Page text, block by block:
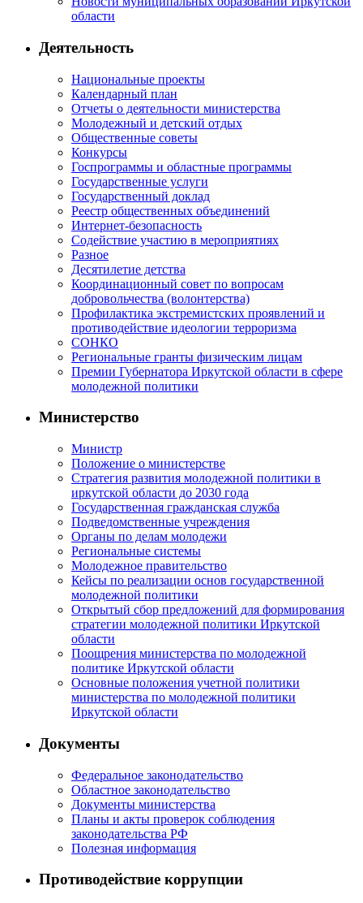
области
Деятельность
Национальные проекты
Календарный план
Отчеты о деятельности министерства
Молодежный и детский отдых
Общественные советы
Конкурсы
Госпрограммы и областные программы
Государственные услуги
Государственный доклад
Реестр общественных объединений
Интернет-безопасность
Содействие участию в мероприятиях
Разное
Десятилетие детства
Координационный совет по вопросам
добровольчества (волонтерства)
Профилактика экстремистских проявлений и
противодействие идеологии терроризма
СОНКО
Региональные гранты физическим лицам
Премии Губернатора Иркутской области в сфере
молодежной политики
Министерство
Министр
Положение о министерстве
Стратегия развития молодежной политики в
иркутской области до 2030 года
Государственная гражданская служба
Подведомственные учреждения
Органы по делам молодежи
Региональные системы
Молодежное правительство
Кейсы по реализации основ государственной
молодежной политики
Открытый сбор предложений для формирования
стратегии молодежной политики Иркутской
области
Поощрения министерства по молодежной
политике Иркутской области
Основные положения учетной политики
министерства по молодежной политики
Иркутской области
Документы
Федеральное законодательство
Областное законодательство
Документы министерства
Планы и акты проверок соблюдения
законодательства РФ
Полезная информация
Противодействие коррупции